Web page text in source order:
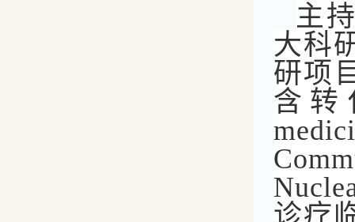
主
大科
研项
含转
诊疗